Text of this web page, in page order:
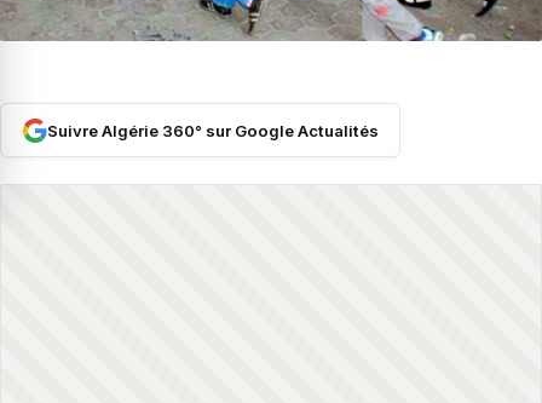
Suivre Algérie 360° sur Google Actualités